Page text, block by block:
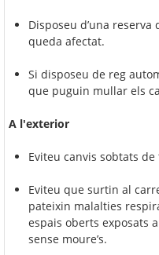
Disposeu d’una
queda afectat.
Si disposeu de reg
que puguin mullar els
A l'exterior
Eviteu canvis sobtats
Eviteu que surtin al
pateixin malalties
espais oberts exposats
sense moure’s.